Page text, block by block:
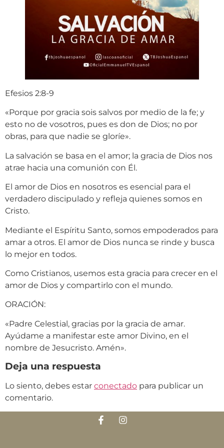
Efesios 2:8-9
«Porque por gracia sois salvos por medio de la fe; y
esto no de vosotros, pues es don de Dios; no por
obras, para que nadie se gloríe».
La salvación se basa en el amor; la gracia de Dios nos
atrae hacia una comunión con Él.
El amor de Dios en nosotros es esencial para el
verdadero discipulado y refleja quienes somos en
Cristo.
Mediante el Espíritu Santo, somos empoderados para
amar a otros. El amor de Dios nunca se rinde y busca
lo mejor en todos.
Como Cristianos, usemos esta gracia para crecer en el
amor de Dios y compartirlo con el mundo.
ORACIÓN:
«Padre Celestial, gracias por la gracia de amar.
Ayúdame a manifestar este amor Divino, en el
nombre de Jesucristo. Amén».
Deja una respuesta
Lo siento, debes estar conectado para publicar un
comentario.